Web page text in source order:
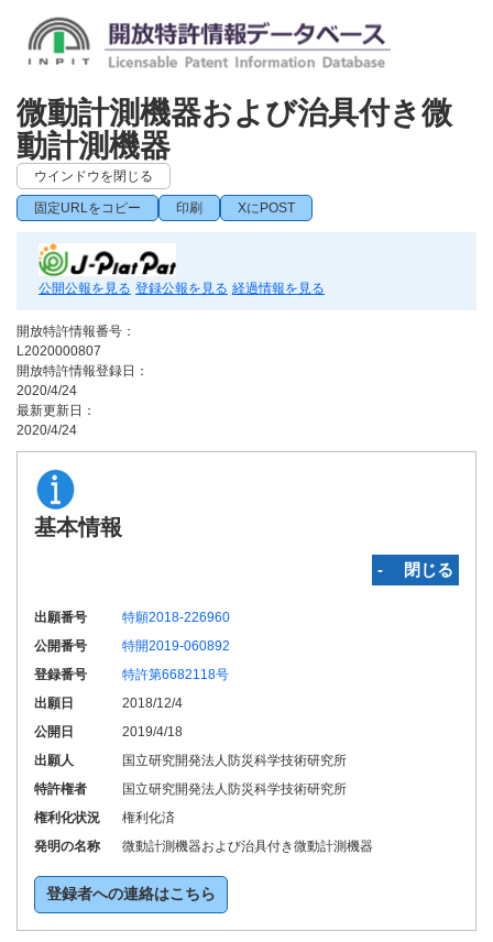
微動計測機器および治具付き微
動計測機器
ウインドウを閉じる
固定URLをコピー 印刷 XにPOST
公開公報を見る 登録公報を見る 経過情報を見る
開放特許情報番号：
L2020000807
開放特許情報登録日：
2020/4/24
最新更新日：
2020/4/24
基本情報
‐ 閉じる
出願番号
特願2018-226960
公開番号
特開2019-060892
登録番号
特許第6682118号
出願日
2018/12/4
公開日
2019/4/18
出願人
国立研究開発法人防災科学技術研究所
特許権者
国立研究開発法人防災科学技術研究所
権利化状況
権利化済
発明の名称
微動計測機器および治具付き微動計測機器
登録者への連絡はこちら